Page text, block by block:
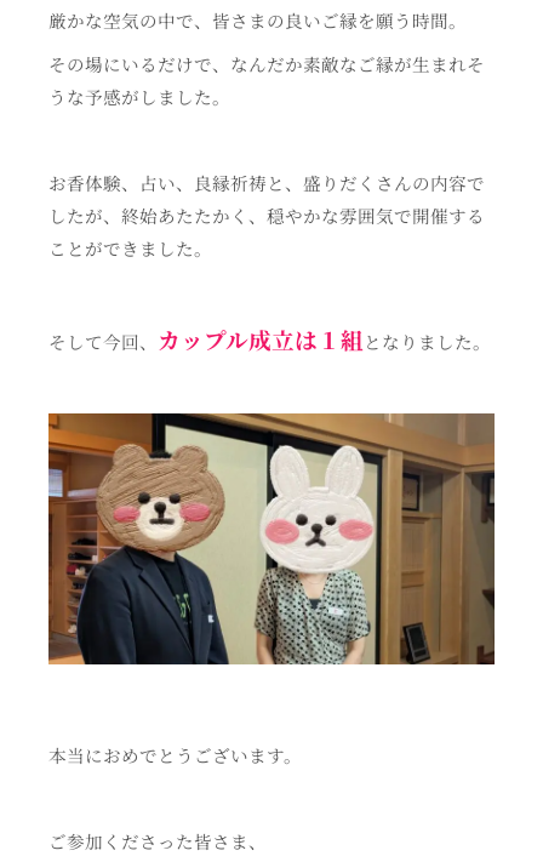
厳かな空気の中で、皆さまの良いご縁を願う時間。
その場にいるだけで、なんだか素敵なご縁が生まれそ
うな予感がしました。
お香体験、占い、良縁祈祷と、盛りだくさんの内容で
したが、終始あたたかく、穏やかな雰囲気で開催する
ことができました。
そして今回、 カップル成立は１組 となりました。
本当におめでとうございます。
ご参加くださった皆さま、